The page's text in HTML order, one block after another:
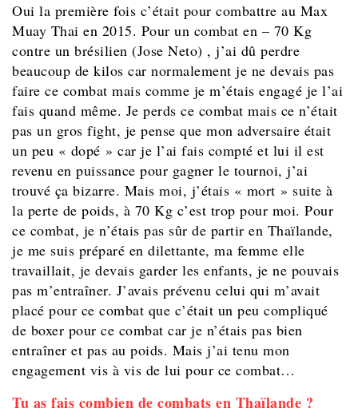
Oui la première fois c’était pour combattre au Max
Muay Thai en 2015. Pour un combat en – 70 Kg
contre un brésilien (Jose Neto) , j’ai dû perdre
beaucoup de kilos car normalement je ne devais pas
faire ce combat mais comme je m’étais engagé je l’ai
fais quand même. Je perds ce combat mais ce n’était
pas un gros fight, je pense que mon adversaire était
un peu « dopé » car je l’ai fais compté et lui il est
revenu en puissance pour gagner le tournoi, j’ai
trouvé ça bizarre. Mais moi, j’étais « mort » suite à
la perte de poids, à 70 Kg c’est trop pour moi. Pour
ce combat, je n’étais pas sûr de partir en Thaïlande,
je me suis préparé en dilettante, ma femme elle
travaillait, je devais garder les enfants, je ne pouvais
pas m’entraîner. J’avais prévenu celui qui m’avait
placé pour ce combat que c’était un peu compliqué
de boxer pour ce combat car je n’étais pas bien
entraîner et pas au poids. Mais j’ai tenu mon
engagement vis à vis de lui pour ce combat…
Tu as fais combien de combats en Thaïlande ?